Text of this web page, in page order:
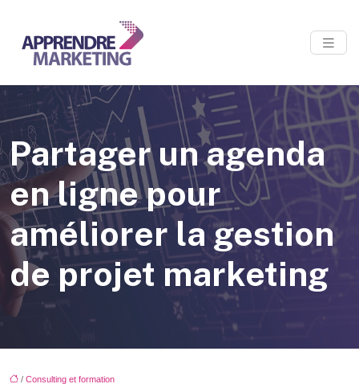
Partager un agenda
en ligne pour
améliorer la gestion
de projet marketing
/ Consulting et formation